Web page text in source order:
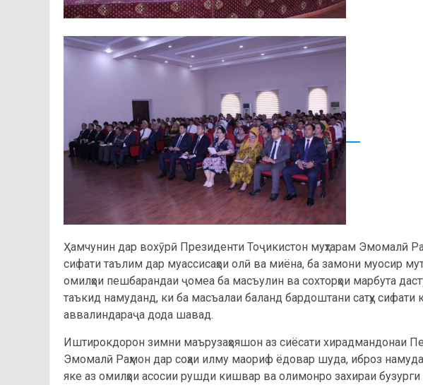
Ҳамчунин дар вохӯрӣ Президенти Тоҷикистон муҳтарам Эмомалӣ
сифати таълим дар муассисаҳои олӣ ва миёна, ба замони муосир
омилҳои пешбарандаи ҷомеа ба масъулин ва сохторҳои марбута
таъкид намуданд, ки ба масъалаи баланд бардоштани сатҳу сифати
аввалиндараҷа дода шавад.
Иштирокдорон зимни маърузаҳояшон аз сиёсати хирадмандонаи
Эмомалӣ Раҳмон дар соҳаи илму маориф ёдовар шуда, иброз
яке аз омилҳои асосии рушди кишвар ва олимонро захираи бузурги